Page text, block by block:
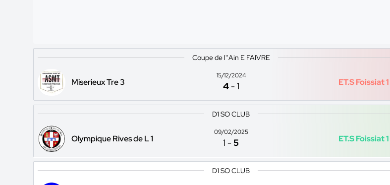
Coupe de l''Ain E FAIVRE
Miserieux Tre 3
15/12/2024
4 -1 ET.S Foissiat 1
D1 SO CLUB
Olympique Rives de L 1
09/02/2025
1 -5 ET.S Foissiat 1
D1 SO CLUB